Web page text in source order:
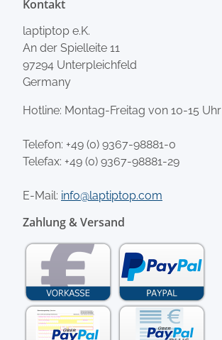
Kontakt
laptiptop e.K.
An der Spielleite 11
97294 Unterpleichfeld
Germany
Hotline: Montag-Freitag von 10-15 Uhr
Telefon: +49 (0) 9367-98881-0
Telefax: +49 (0) 9367-98881-29
E-Mail: info@laptiptop.com
Zahlung & Versand